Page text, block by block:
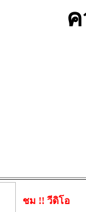
ชม !! วีดิโอ